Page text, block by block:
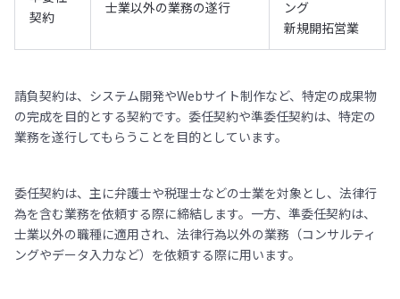
契約
士業以外の業務の遂行
ング
新規開拓営業
請負契約は、システム開発やWebサイト制作など、特定の成果物
の完成を目的とする契約です。委任契約や準委任契約は、特定の
業務を遂行してもらうことを目的としています。
委任契約は、主に弁護士や税理士などの士業を対象とし、法律行
為を含む業務を依頼する際に締結します。一方、準委任契約は、
士業以外の職種に適用され、法律行為以外の業務（コンサルティ
ングやデータ入力など）を依頼する際に用います。